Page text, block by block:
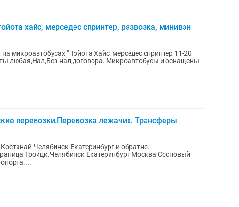
хайс, мерседес спринтер, развозка, минивэн
микроавтобусах " Тойота Хайс, мерседес спринтер 11-20
нал,договора. Микроавтобусы и оснащены
перевозки.Перевозка лежачих. Трансферы
Челябинск-Екатеринбург и обратно.
Троицк.Челябинск Екатеринбург Москва Сосновый